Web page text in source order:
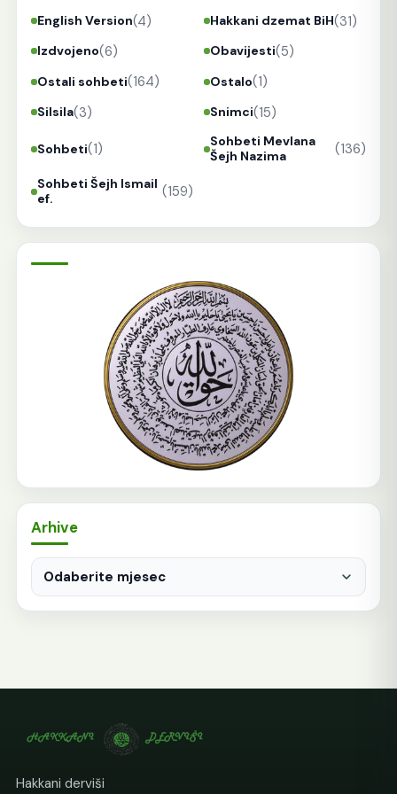
English Version(4) Hakkani dzemat BiH(31)
Izdvojeno(6) Obavijesti(5)
Ostali sohbeti(164) Ostalo(1)
Silsila(3) Snimci(15)
Sohbeti(1)
Sohbeti Mevlana
Šejh Nazima
(136)
Sohbeti Šejh Ismail
ef.
(159)
Arhive
Arhive
Hakkani derviši